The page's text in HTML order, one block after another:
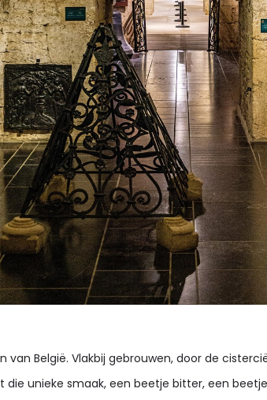
België. Vlakbij gebrouwen, door de
unieke smaak, een beetje bitter, een